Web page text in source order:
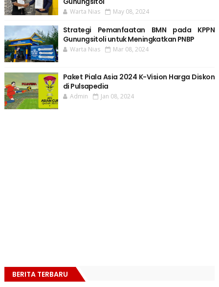
Warta Nias May 08, 2024
Strategi Pemanfaatan BMN pada KPPN
Gunungsitoli untuk Meningkatkan PNBP
Warta Nias Mar 08, 2024
Paket Piala Asia 2024 K-Vision Harga Diskon
di Pulsapedia
Admin Jan 08, 2024
BERITA TERBARU